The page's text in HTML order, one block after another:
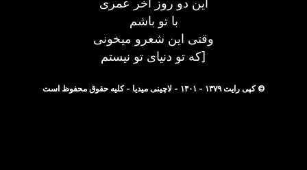
این دو روز آخر عمری
با تو باشم
وقتی این شعرو میخونی
که تو دنیای تو نیستم]
© کپی رایت ۱۳۷۹ - ۱۴۰۱ - لاچینی میدیا - کلیه حقوق محفوظ است